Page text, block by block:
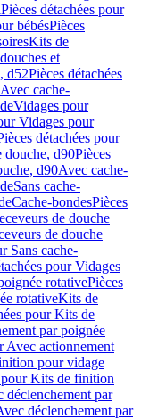
Pièces détachées pour
bébésPièces
Kits de
et
d52Pièces détachées
Avec cache-
Vidages pour
Vidages pour
détachées pour
douche, d90Pièces
d90Avec cache-
Sans cache-
Cache-bondesPièces
de douche
de douche
Sans cache-
pour Vidages
rotativePièces
rotativeKits de
pour Kits de
par poignée
Avec actionnement
pour vidage
pour Kits de finition
déclenchement par
déclenchement par